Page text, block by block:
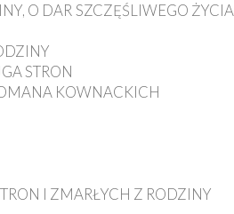
O DAR SZCZĘŚLIWEGO ŻYCIA
STRON
KOWNACKICH
I ZMARŁYCH Z RODZINY